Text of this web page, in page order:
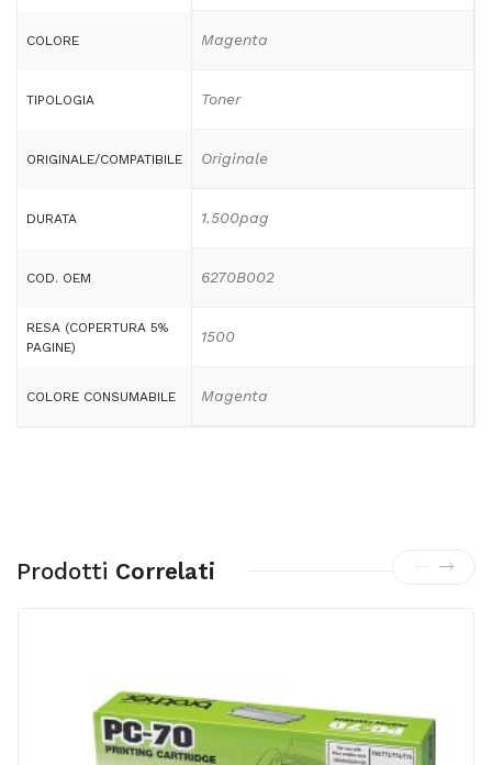
COLORE Magenta
TIPOLOGIA Toner
ORIGINALE/COMPATIBILE Originale
DURATA 1.500pag
COD. OEM 6270B002
RESA (COPERTURA 5%
PAGINE)
1500
COLORE CONSUMABILE Magenta
Prodotti Correlati